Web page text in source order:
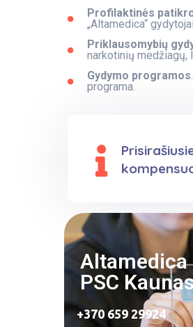
Profilaktinės
„Altamedica“
Priklausomybių
narkotinių
Gydymo programos
programa.
Altamedica
PSC
+370 659 29924